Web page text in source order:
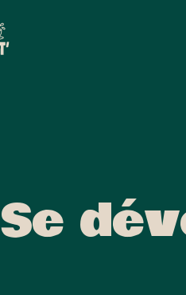
Se